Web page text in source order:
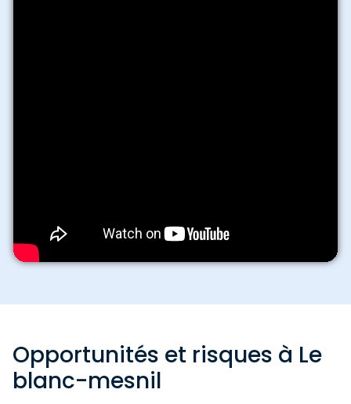
Opportunités et risques à Le
blanc-mesnil